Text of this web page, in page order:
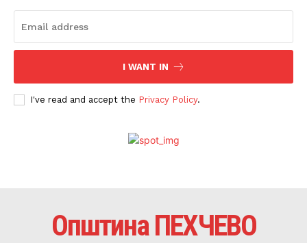
I WANT IN
I've read and accept the Privacy Policy.
Општина ПЕХЧЕВО